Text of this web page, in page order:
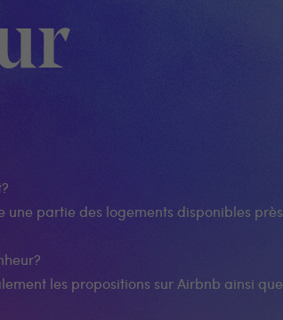
partie des logements disponibles
les propositions sur Airbnb ainsi